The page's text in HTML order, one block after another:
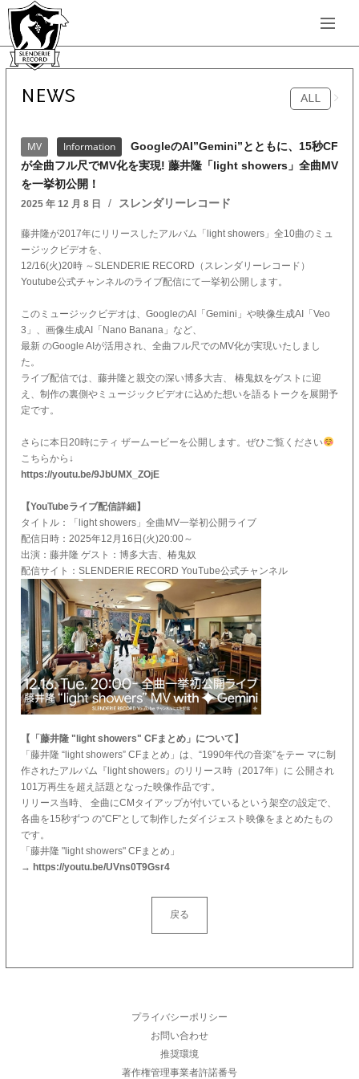
NEWS ALL
MV Information
GoogleのAI”Gemini”とともに、15秒CF
が全曲フル尺でMV化を実現! 藤井隆「light showers」全曲MV
を一挙初公開！
2025 年 12 月 8 日 スレンダリーレコード
藤井隆が2017年にリリースしたアルバム「light showers」全10曲のミュ
ージックビデオを、
12/16(火)20時 ～SLENDERIE RECORD（スレンダリーレコード）
Youtube公式チャンネルのライブ配信にて一挙初公開します。
このミュージックビデオは、GoogleのAI「Gemini」や映像生成AI「Veo
3」、画像生成AI「Nano Banana」など、
最新 のGoogle AIが活用され、全曲フル尺でのMV化が実現いたしまし
た。
ライブ配信では、藤井隆と親交の深い博多大吉、 椿鬼奴をゲストに迎
え、制作の裏側やミュージックビデオに込めた想いを語るトークを展開予
定です。
さらに本日20時にティ ザームービーを公開します。ぜひご覧ください
こちらから↓
https://youtu.be/9JbUMX_ZOjE
【YouTubeライブ配信詳細】
タイトル：「light showers」全曲MV一挙初公開ライブ
配信日時：2025年12月16日(火)20:00～
出演：藤井隆 ゲスト：博多大吉、椿鬼奴
配信サイト：SLENDERIE RECORD YouTube公式チャンネル
【「藤井隆 "light showers" CFまとめ」について】
「藤井隆 “light showers” CFまとめ」は、“1990年代の音楽”をテー マに制
作されたアルバム『light showers』のリリース時（2017年）に 公開され
101万再生を超え話題となった映像作品です。
リリース当時、 全曲にCMタイアップが付いているという架空の設定で、
各曲を15秒ずつ の“CF”として制作したダイジェスト映像をまとめたもの
です。
「藤井隆 "light showers" CFまとめ」
→ https://youtu.be/UVns0T9Gsr4
戻る
プライバシーポリシー
お問い合わせ
推奨環境
著作権管理事業者許諾番号